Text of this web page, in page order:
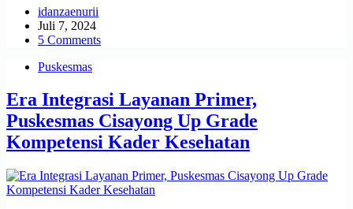
idanzaenurii
Juli 7, 2024
5 Comments
Puskesmas
Era Integrasi Layanan Primer,
Puskesmas Cisayong Up Grade
Kompetensi Kader Kesehatan